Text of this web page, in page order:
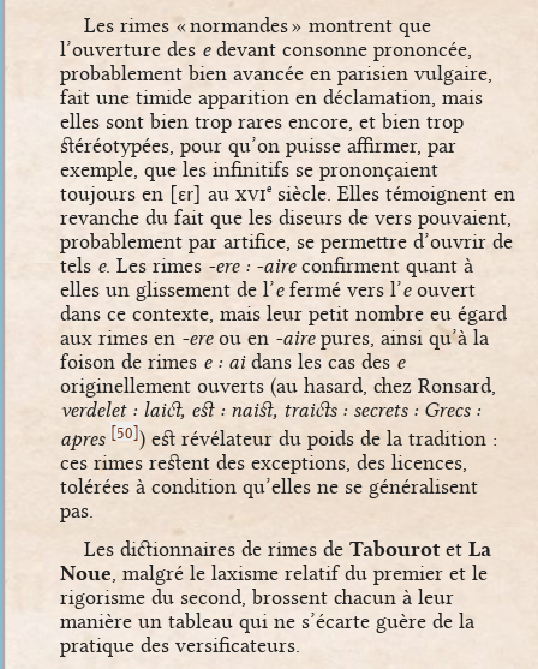
Les rimes « normandes » montrent que
l’ouverture des edevant consonne prononcée,
probablement bien avancée en parisien vulgaire,
fait une timide apparition en déclamation, mais
elles sont bien trop rares encore, et bien trop
stéréotypées, pour qu’on puisse affirmer, par
exemple, que les infinitifs se prononçaient
toujours en [ɛr] au xvie siècle. Elles témoignent en
revanche du fait que les diseurs de vers pouvaient,
probablement par artifice, se permettre d’ouvrir de
tels e. Les rimes -ere : -aireconfirment quant à
elles un glissement de l’efermé vers l’eouvert
dans ce contexte, mais leur petit nombre eu égard
aux rimes en -ereou en -airepures, ainsi qu’à la
foison de rimes e : aidans les cas des e
originellement ouverts (au hasard, chez Ronsard,
verdelet : laict, est : naist, traicts : secrets : Grecs :
apres [50]) est révélateur du poids de la tradition :
ces rimes restent des exceptions, des licences,
tolérées à condition qu’elles ne se généralisent
pas.
Les dictionnaires de rimes de Tabourotet La
Noue , malgré le laxisme relatif du premier et le
rigorisme du second, brossent chacun à leur
manière un tableau qui ne s’écarte guère de la
pratique des versificateurs.